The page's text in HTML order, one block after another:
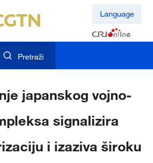
Language
Pretraži
japanskog vojno-
signalizira
i izaziva široku